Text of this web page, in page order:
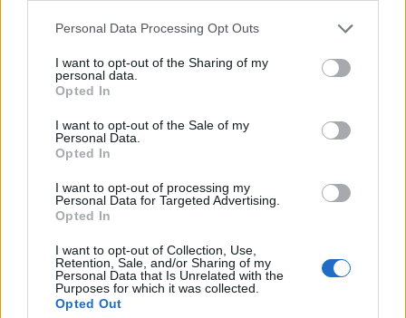
Personal Data Processing Opt Outs
I want to opt-out of the Sharing of my
personal data.
Opted In
I want to opt-out of the Sale of my
Personal Data.
Opted In
I want to opt-out of processing my
Personal Data for Targeted Advertising.
Opted In
I want to opt-out of Collection, Use,
Retention, Sale, and/or Sharing of my
Personal Data that Is Unrelated with the
Purposes for which it was collected.
Opted Out
Eleccions 2027: Foc creuat cap a les
municipals